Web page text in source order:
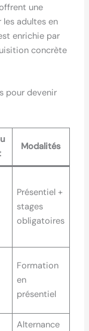
une
adultes en
enrichie par
concrète
pour devenir
Modalités
Présentiel +
stages
obligatoires
Formation
en
présentiel
Alternance